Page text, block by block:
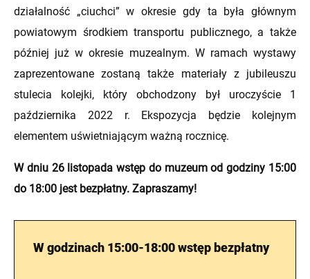
działalność „ciuchci” w okresie gdy ta była głównym
powiatowym środkiem transportu publicznego, a także
później już w okresie muzealnym. W ramach wystawy
zaprezentowane zostaną także materiały z jubileuszu
stulecia kolejki, który obchodzony był uroczyście 1
października 2022 r. Ekspozycja będzie kolejnym
elementem uświetniającym ważną rocznicę.
W dniu 26 listopada wstęp do muzeum od godziny 15:00
do 18:00 jest bezpłatny. Zapraszamy!
W godzinach 15:00-18:00 wstęp bezpłatny